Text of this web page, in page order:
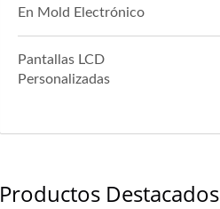
En Mold Electrónico
Pantallas LCD
Personalizadas
Productos Destacados